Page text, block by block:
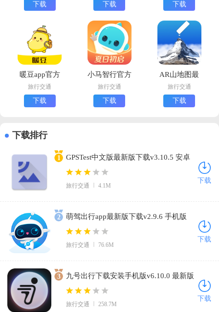
下载 下载 下载
暖豆app官方
版下载
旅行交通
下载
小马智行官方
版下载
旅行交通
下载
AR山地图最
新版
旅行交通
下载
下载排行
1
GPSTest中文版最新版下载v3.10.5 安卓
版
旅行交通 4.1M
下载
2 萌驾出行app最新版下载v2.9.6 手机版
旅行交通 76.6M
下载
3 九号出行下载安装手机版v6.10.0 最新版
旅行交通 258.7M
下载